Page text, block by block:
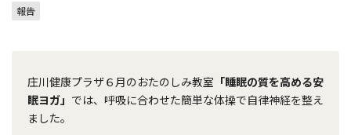
報告
庄川健康プラザ６月のおたのしみ教室 「睡眠の質を高める安
眠ヨガ」 では、呼吸に合わせた簡単な体操で自律神経を整え
ました。